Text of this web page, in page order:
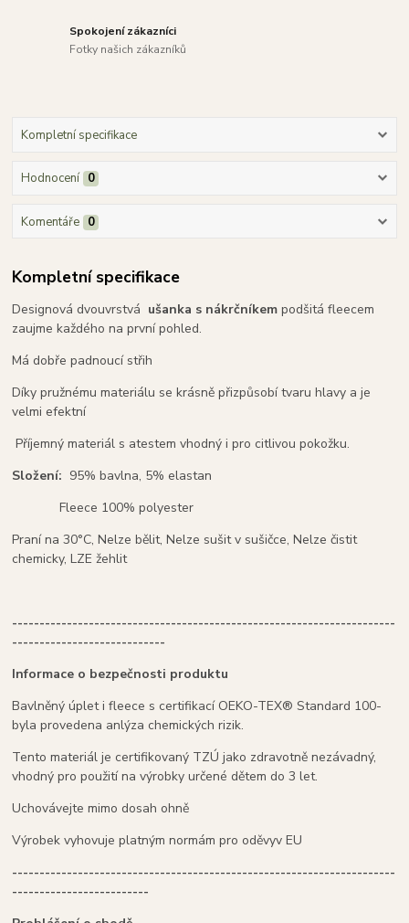
Spokojení zákazníci
Fotky našich zákazníků
Kompletní specifikace
Hodnocení 0
Komentáře 0
Kompletní specifikace
Designová dvouvrstvá ušanka s nákrčníkem podšitá fleecem
zaujme každého na první pohled.
Má dobře padnoucí střih
Díky pružnému materiálu se krásně přizpůsobí tvaru hlavy a je
velmi efektní
Příjemný materiál s atestem vhodný i pro citlivou pokožku.
Složení: 95% bavlna, 5% elastan
Fleece 100% polyester
Praní na 30°C, Nelze bělit, Nelze sušit v sušičce, Nelze čistit
chemicky, LZE žehlit
----------------------------------------------------------------------
----------------------------
Informace o bezpečnosti produktu
Bavlněný úplet i fleece s certifikací OEKO-TEX® Standard 100-
byla provedena anlýza chemických rizik.
Tento materiál je certifikovaný TZÚ jako zdravotně nezávadný,
vhodný pro použití na výrobky určené dětem do 3 let.
Uchovávejte mimo dosah ohně
Výrobek vyhovuje platným normám pro oděvyv EU
----------------------------------------------------------------------
-------------------------